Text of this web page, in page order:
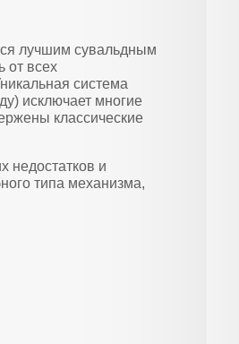
лучшим сувальдным
от всех
система
исключает многие
классические
недостатков и
типа механизма,